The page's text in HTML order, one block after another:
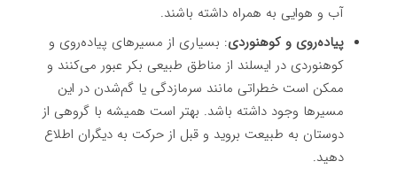
آب و هوایی به همراه داشته باشند.
پیاده‌روی و کوهنوردی: بسیاری از مسیرهای پیاده‌روی و
کوهنوردی در ایسلند از مناطق طبیعی بکر عبور می‌کنند و
ممکن است خطراتی مانند سرمازدگی یا گم‌شدن در این
مسیرها وجود داشته باشد. بهتر است همیشه با گروهی از
دوستان به طبیعت بروید و قبل از حرکت به دیگران اطلاع
دهید.